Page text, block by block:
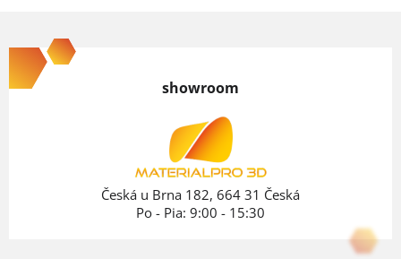
á
p
showroom
Česká u Brna 182, 664 31 Česká
Po - Pia: 9:00 - 15:30